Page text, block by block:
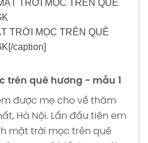
TRỜI MỌC TRÊN QUÊ
caption]
trên quê hương - mẫu 1
được mẹ cho về thăm
Hà Nội. Lần đầu tiên em
mặt trời mọc trên quê